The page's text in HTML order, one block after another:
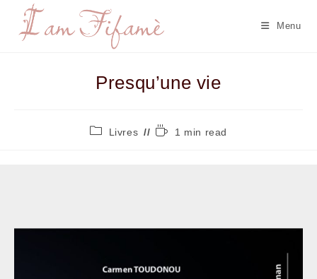
Menu
Presqu’une vie
Livres 1 min read